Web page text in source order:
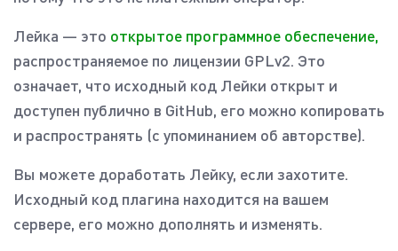
Лейка — это открытое программное обеспечение,
распространяемое по лицензии GPLv2. Это
означает, что исходный код Лейки открыт и
доступен публично в GitHub, его можно копировать
и распространять (с упоминанием об авторстве).
Вы можете доработать Лейку, если захотите.
Исходный код плагина находится на вашем
сервере, его можно дополнять и изменять.